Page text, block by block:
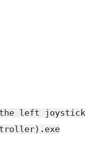
the left joystick